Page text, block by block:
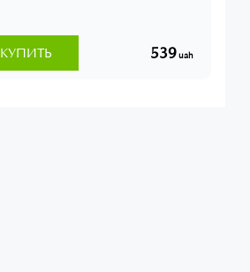
539uah
КУПИТЬ